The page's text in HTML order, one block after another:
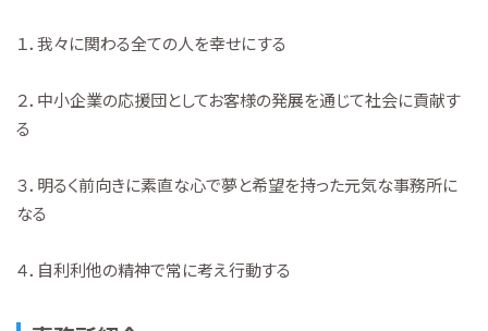
１．我々に関わる全ての人を幸せにする
２．中小企業の応援団としてお客様の発展を通じて社会に貢献す
る
３．明るく前向きに素直な心で夢と希望を持った元気な事務所に
なる
４．自利利他の精神で常に考え行動する